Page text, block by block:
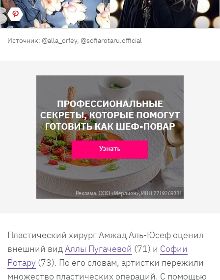
Источник: @alla_orfey, @sofiarotaru.official
Пластический хирург Амжад Аль-Юсеф оценил
внешний видАллы Пугачевой (71) и Софии
Ротару (73). По его словам, артистки пережили
множество пластических операций. С помощью